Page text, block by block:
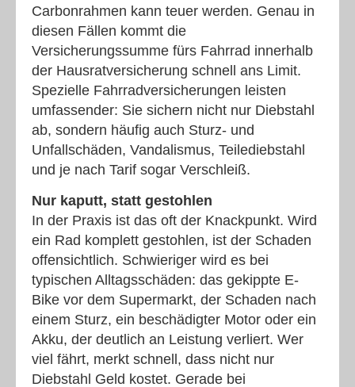
Carbonrahmen kann teuer werden. Genau in
diesen Fällen kommt die
Versicherungssumme fürs Fahrrad innerhalb
der Hausratversicherung schnell ans Limit.
Spezielle Fahrradversicherungen leisten
umfassender: Sie sichern nicht nur Diebstahl
ab, sondern häufig auch Sturz- und
Unfallschäden, Vandalismus, Teilediebstahl
und je nach Tarif sogar Verschleiß.
Nur kaputt, statt gestohlen
In der Praxis ist das oft der Knackpunkt. Wird
ein Rad komplett gestohlen, ist der Schaden
offensichtlich. Schwieriger wird es bei
typischen Alltagsschäden: das gekippte E-
Bike vor dem Supermarkt, der Schaden nach
einem Sturz, ein beschädigter Motor oder ein
Akku, der deutlich an Leistung verliert. Wer
viel fährt, merkt schnell, dass nicht nur
Diebstahl Geld kostet. Gerade bei